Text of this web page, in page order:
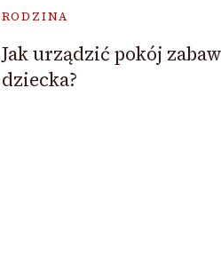
RODZINA
Jak urządzić pokój
dziecka?